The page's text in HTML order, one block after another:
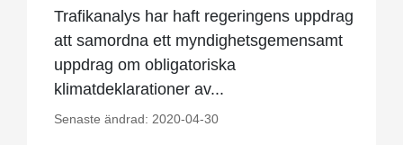
Trafikanalys har haft regeringens uppdrag
att samordna ett myndighetsgemensamt
uppdrag om obligatoriska
klimatdeklarationer av...
Senaste ändrad: 2020-04-30